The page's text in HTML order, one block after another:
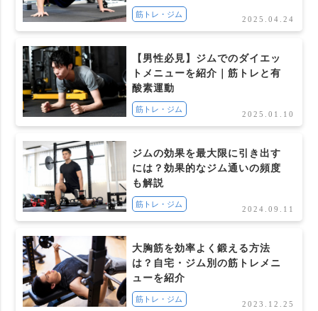
筋トレ・ジム
2025.04.24
【男性必見】ジムでのダイエッ
トメニューを紹介｜筋トレと有
酸素運動
筋トレ・ジム
2025.01.10
ジムの効果を最大限に引き出す
には？効果的なジム通いの頻度
も解説
筋トレ・ジム
2024.09.11
大胸筋を効率よく鍛える方法
は？自宅・ジム別の筋トレメニ
ューを紹介
筋トレ・ジム
2023.12.25